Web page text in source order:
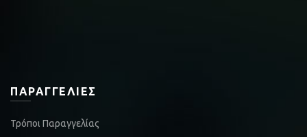
ΠΑΡΑΓΓΕΛΊΕΣ
Τρόποι Παραγγελίας